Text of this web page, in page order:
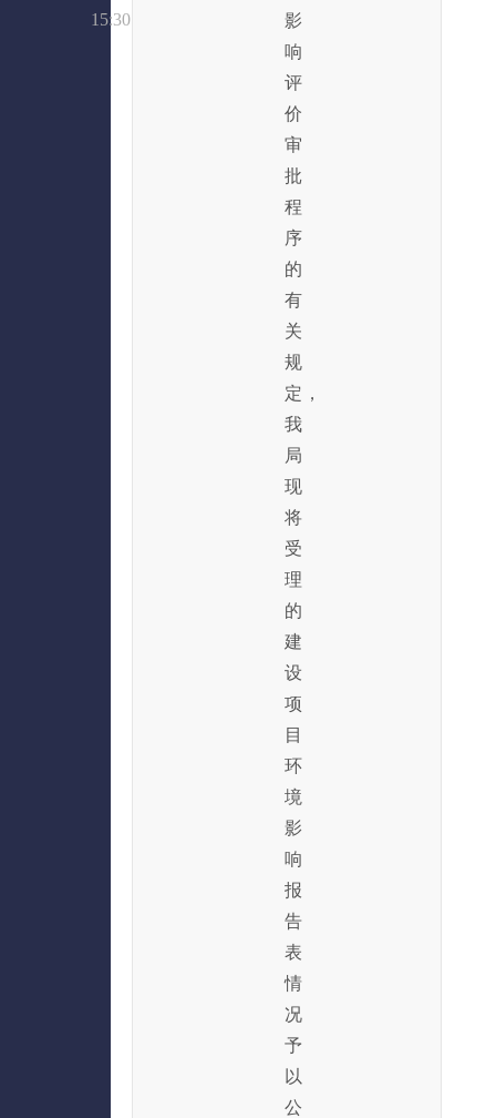
15:30
影
响
评
价
审
批
程
序
的
有
关
规
定，
我
局
现
将
受
理
的
建
设
项
目
环
境
影
响
报
告
表
情
况
予
以
公